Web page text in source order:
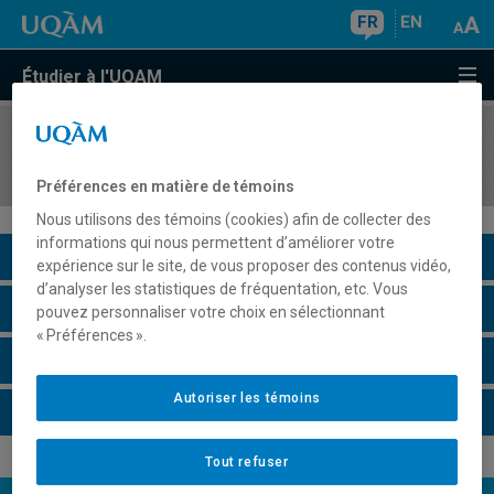
FR EN
Étudier à l'UQAM
COURS//
Description du cours
Horaire - Été 2026
Préférences en matière de témoins
Nous utilisons des témoins (cookies) afin de collecter des
informations qui nous permettent d’améliorer votre
expérience sur le site, de vous proposer des contenus vidéo,
d’analyser les statistiques de fréquentation, etc. Vous
pouvez personnaliser votre choix en sélectionnant
« Préférences ».
Tout refuser
Autoriser les témoins